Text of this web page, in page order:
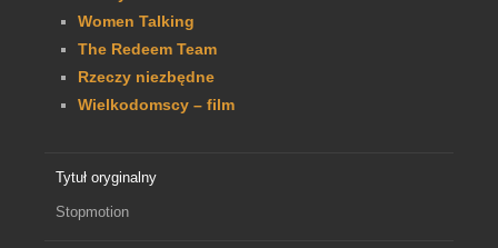
Women Talking
The Redeem Team
Rzeczy niezbędne
Wielkodomscy – film
Tytuł oryginalny
Stopmotion